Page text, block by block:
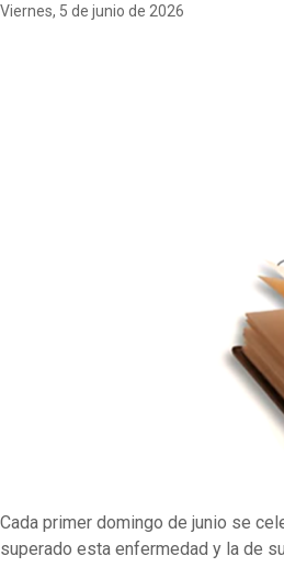
viernes, 5 de junio de 2026
Cada primer domingo de junio se
superado esta enfermedad y la de